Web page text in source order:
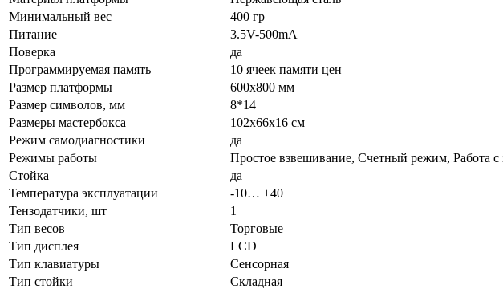
Минимальный вес
400 гр
Питание
3.5V-500mA
Поверка
да
Программируемая память
10 ячеек памяти цен
Размер платформы
600х800 мм
Размер символов, мм
8*14
Размеры мастербокса
102х66х16 см
Режим самодиагностики
да
Режимы работы
Простое взвешивание, Счетный режим, Работа
Стойка
да
Температура эксплуатации
-10… +40
Тензодатчики, шт
1
Тип весов
Торговые
Тип дисплея
LCD
Тип клавиатуры
Сенсорная
Тип стойки
Складная